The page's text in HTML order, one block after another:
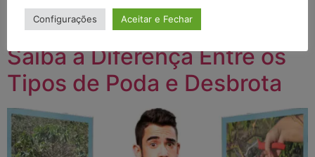
Gerais. E com muita alegria comemoramos o dia
mundial do café. Ademais, um campo que tem […]
Saiba a Diferença Entre os
Tipos de Poda e Desbrota
Configurações Aceitar e Fechar